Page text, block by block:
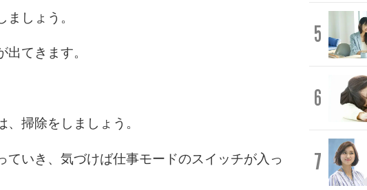
しょう。
てきます。
掃除をしましょう。
ていき、気づけば仕事モードのスイッチが入っ
5
6
7